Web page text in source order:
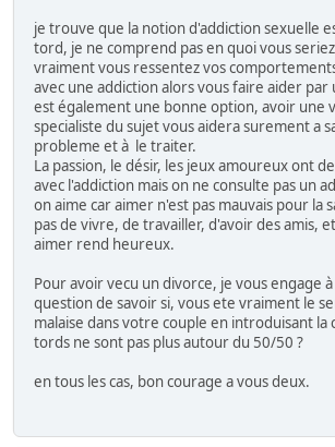
je trouve que la notion d'addiction sexuelle
tord, je ne comprend pas en quoi vous
vraiment vous ressentez vos
avec une addiction alors vous faire aider par
est également une bonne option, avoir une
specialiste du sujet vous aidera surement a
probleme et à le traiter.
La passion, le désir, les jeux amoureux ont
avec l'addiction mais on ne consulte pas un
on aime car aimer n'est pas mauvais pour la
pas de vivre, de travailler, d'avoir des amis,
aimer rend heureux.
Pour avoir vecu un divorce, je vous engage
question de savoir si, vous ete vraiment le
malaise dans votre couple en introduisant la
tords ne sont pas plus autour du 50/50 ?
en tous les cas, bon courage a vous deux.